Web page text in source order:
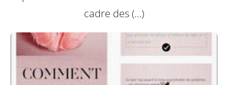
cadre des (…)